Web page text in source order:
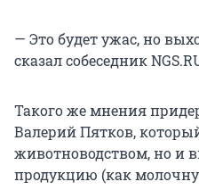
— Это будет ужас, но
сказал собеседник
Такого же мнения
Валерий Пятков,
животноводством, но и
продукцию (как